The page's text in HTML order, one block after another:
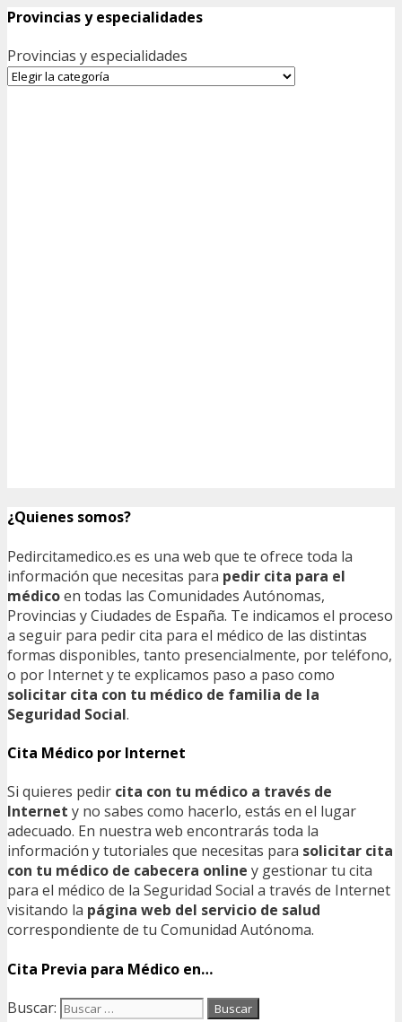
Provincias y especialidades
Provincias y especialidades
¿Quienes somos?
Pedircitamedico.es es una web que te ofrece toda la
información que necesitas para pedir cita para el
médicoen todas las Comunidades Autónomas,
Provincias y Ciudades de España. Te indicamos el proceso
a seguir para pedir cita para el médico de las distintas
formas disponibles, tanto presencialmente, por teléfono,
o por Internet y te explicamos paso a paso como
solicitar cita con tu médico de familia de la
Seguridad Social.
Cita Médico por Internet
Si quieres pedir cita con tu médico a través de
Internet y no sabes como hacerlo, estás en el lugar
adecuado. En nuestra web encontrarás toda la
información y tutoriales que necesitas para solicitar cita
con tu médico de cabecera online y gestionar tu cita
para el médico de la Seguridad Social a través de Internet
visitando la página web del servicio de salud
correspondiente de tu Comunidad Autónoma.
Cita Previa para Médico en…
Buscar: